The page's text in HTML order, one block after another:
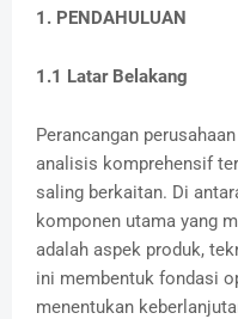
1. PENDAHULUAN
1.1 Latar Belakang
Perancangan
analisis komprehensif
saling berkaitan. Di
komponen utama yang
adalah aspek produk,
ini membentuk fondasi
menentukan